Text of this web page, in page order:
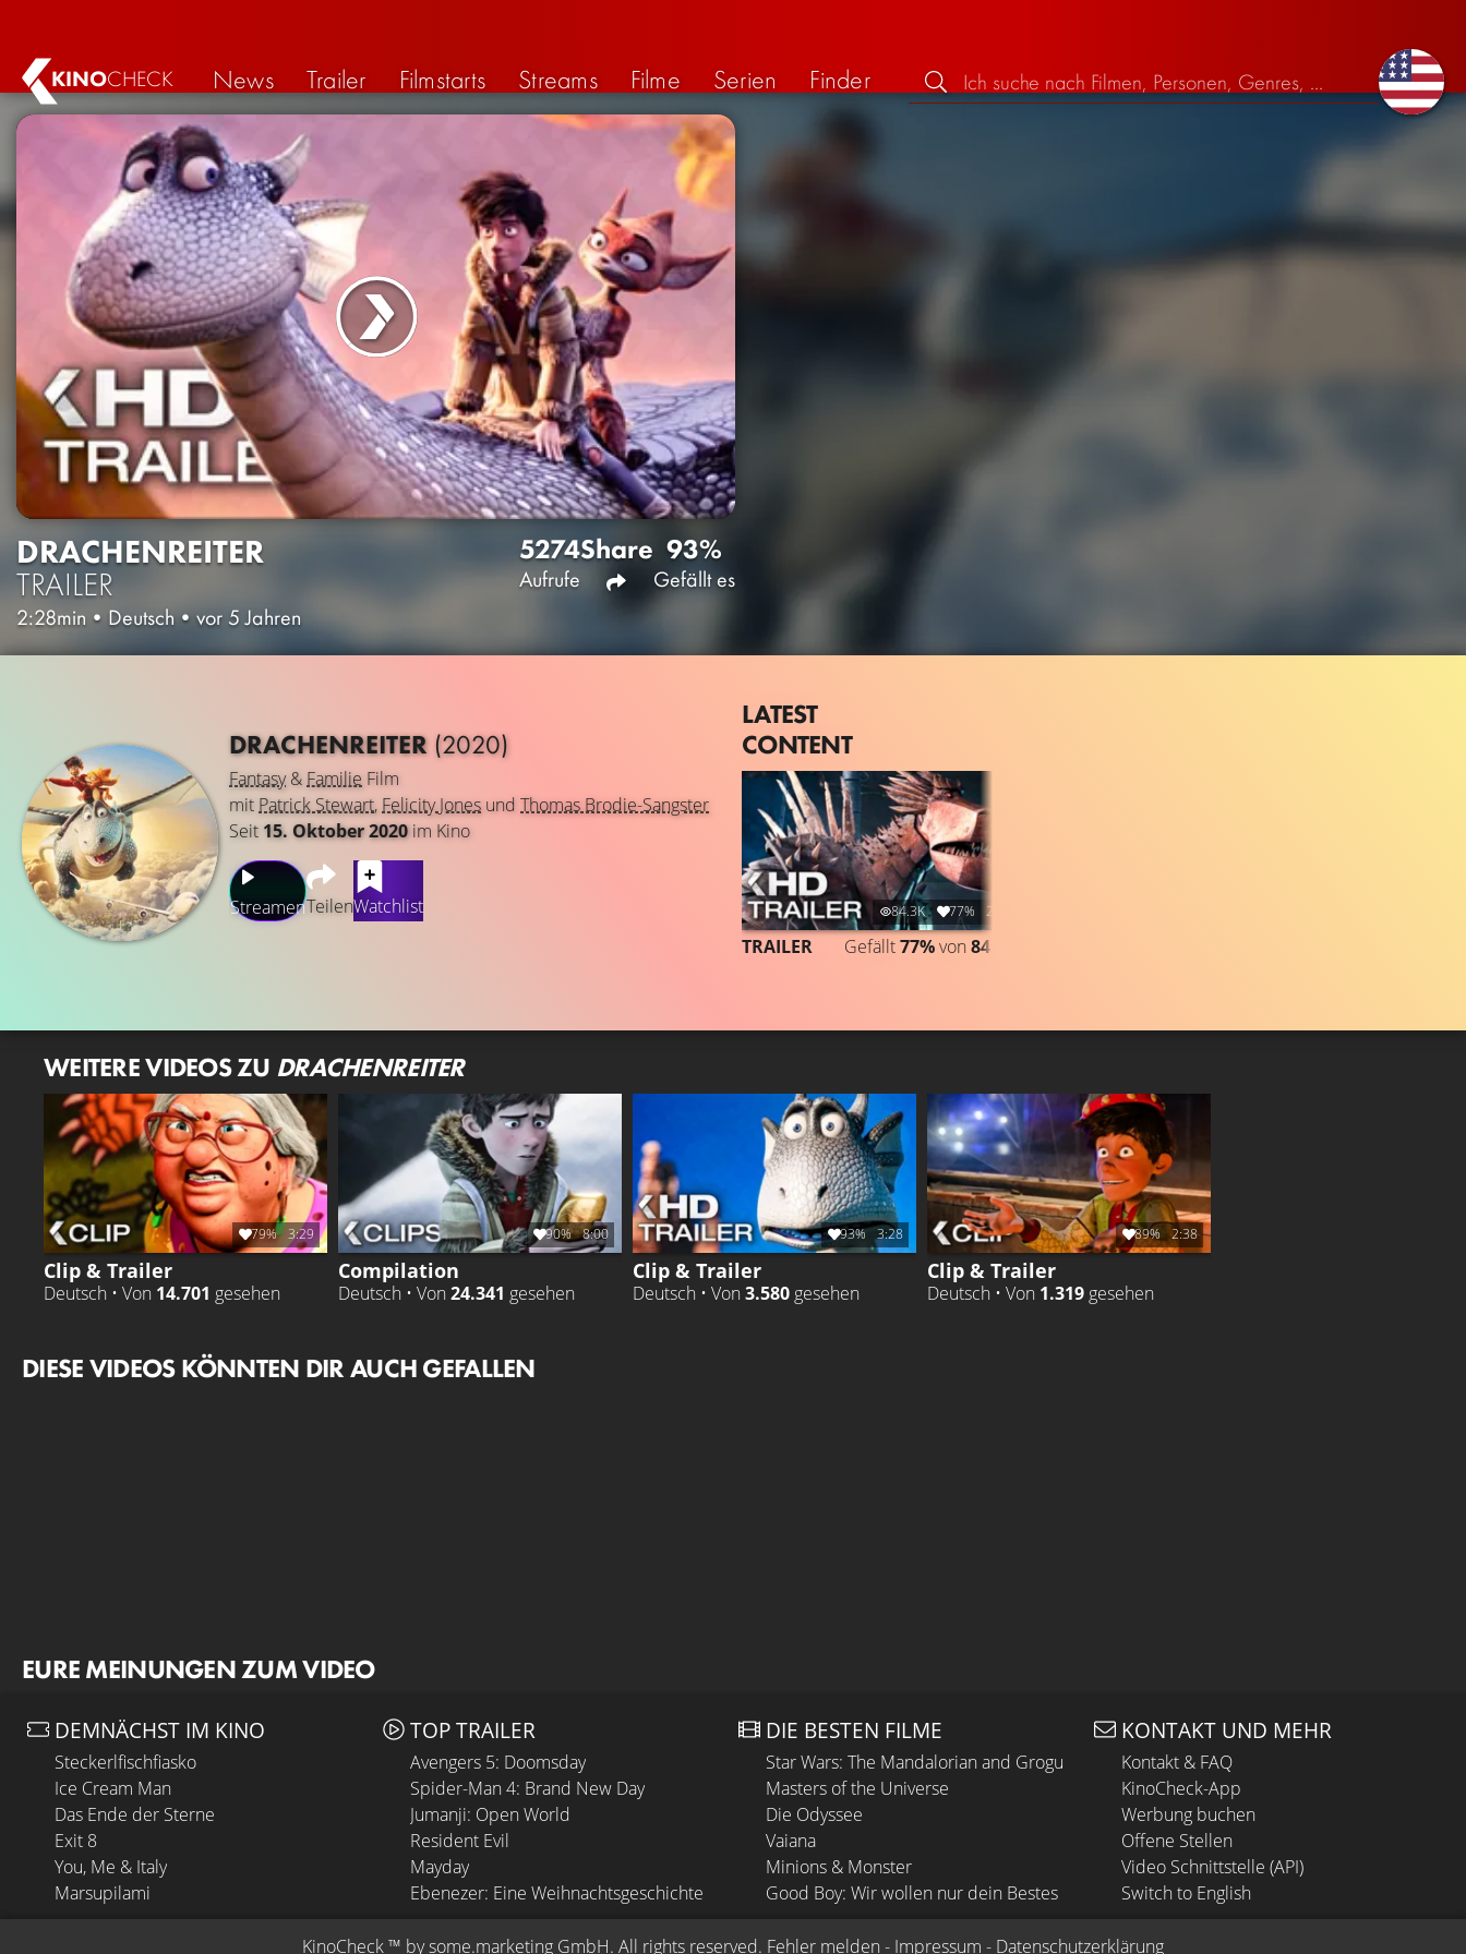
KINOCHECK News Trailer Filmstarts Streams Filme Serien Finder
DRACHENREITER
TRAILER
2:28min • Deutsch•vor 5 Jahren
5274
Aufrufe
Share 93%
Gefällt es
DRACHENREITER(2020)
Fantasy& Familie Film
mit Patrick Stewart, Felicity Jonesund Thomas Brodie-Sangster
Seit 15. Oktober 2020im Kino
StreamenTeilenWatchlist
LATEST
CONTENT
84.3K 77% 2:28
TRAILER Gefällt77%von84.327
WEITERE VIDEOS ZU DRACHENREITER
79% 3:29
Clip & Trailer
Deutsch • Von 14.701 gesehen
90% 8:00
Compilation
Deutsch • Von 24.341 gesehen
93% 3:28
Clip & Trailer
Deutsch • Von 3.580 gesehen
89% 2:38
Clip & Trailer
Deutsch • Von 1.319 gesehen
DIESE VIDEOS KÖNNTEN DIR AUCH GEFALLEN
EURE MEINUNGEN ZUM VIDEO
DEMNÄCHST IM KINO
Steckerlfischfiasko
Ice Cream Man
Das Ende der Sterne
Exit 8
You, Me & Italy
Marsupilami
TOP TRAILER
Avengers 5: Doomsday
Spider-Man 4: Brand New Day
Jumanji: Open World
Resident Evil
Mayday
Ebenezer: Eine Weihnachtsgeschichte
DIE BESTEN FILME
Star Wars: The Mandalorian and Grogu
Masters of the Universe
Die Odyssee
Vaiana
Minions & Monster
Good Boy: Wir wollen nur dein Bestes
KONTAKT UND MEHR
Kontakt & FAQ
KinoCheck-App
Werbung buchen
Offene Stellen
Video Schnittstelle (API)
Switch to English
KinoCheck ™ by some.marketing GmbH. All rights reserved. Fehler melden - Impressum - Datenschutzerklärung